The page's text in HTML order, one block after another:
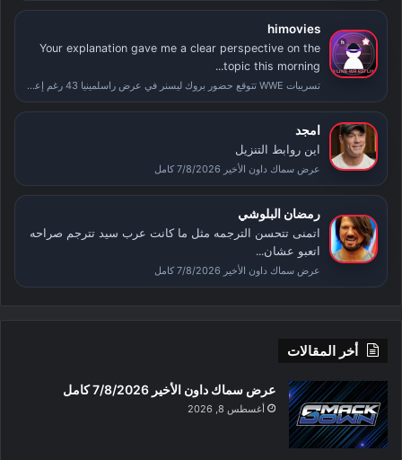
himovies
Your explanation gave me a clear perspective on the
topic this morning...
تسريبات WWE تتوقع حضور بروك ليسنر في عرض راسلمينيا 43 رغم إعلان اعتزاله
امجد
اين روابط التنزيل
عرض سماك داون الأخير 7/8/2026 كامل
رمضان البلوشي
اتمنى تتحسن الترجمه مثل ما كانت عرب سيد تترجم صراحه
اتعبو عشان...
عرض سماك داون الأخير 7/8/2026 كامل
أخر المقالات
عرض سماك داون الأخير 7/8/2026 كامل
أغسطس 8, 2026